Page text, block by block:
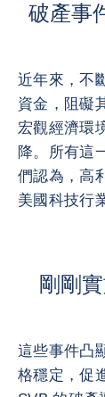
破產事
近年來，不
資金，阻礙
宏觀經濟環
降。所有這
們認為，高
美國科技行
剛剛
這些事件凸
格穩定，促